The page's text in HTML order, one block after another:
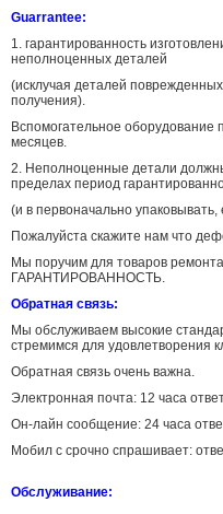
Guarrantee:
1. гарантированность
неполноценных деталей
(исклучая деталей
получения).
Вспомогательное оборудование
месяцев.
2. Неполноценные детали
пределах период
(и в первоначально
Пожалуйста скажите нам что
Мы поручим для товаров
ГАРАНТИРОВАННОСТЬ.
Обратная связь:
Мы обслуживаем высокие
стремимся для удовлетворения
Обратная связь очень важна.
Электронная почта: 12 часа
Он-лайн сообщение: 24 часа
Мобил с срочно спрашивает:
Обслуживание: